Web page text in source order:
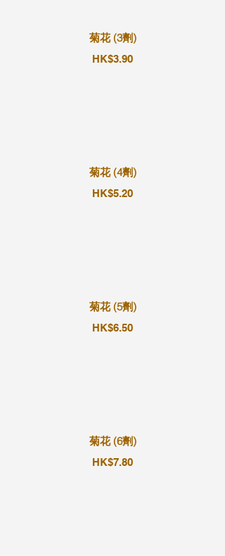
菊花 (3劑)
HK$3.90
菊花 (4劑)
HK$5.20
菊花 (5劑)
HK$6.50
菊花 (6劑)
HK$7.80